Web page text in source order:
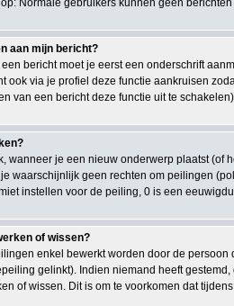
Normale gebruikers kunnen geen
aan mijn bericht?
bericht moet je eerst een onderschrift
ook via je profiel deze functie aankruisen
van een bericht deze functie uit te
wanneer je een nieuw onderwerp plaatst (of
waarschijnlijk geen rechten om peilingen
instellen voor de peiling, 0 is een
of wissen?
enkel bewerkt worden door de
gelinkt). Indien niemand heeft
of wissen. Dit is om te voorkomen dat